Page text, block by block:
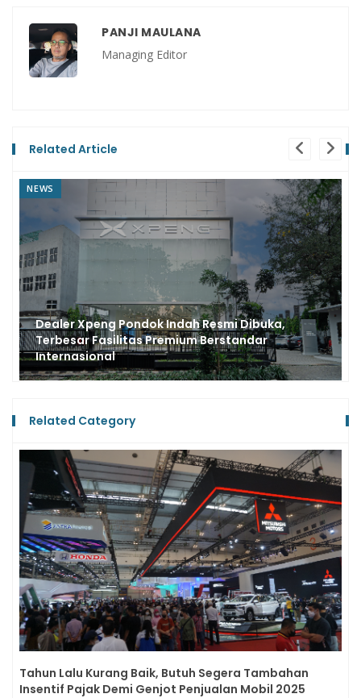
PANJI MAULANA
Managing Editor
Related Article
Indah Resmi Dibuka,
Premium Berstandar
Xpeng X9 Siap
Dengan Zeekr
Bayangan Denza
Related Category
Tahun Lalu Kurang Baik, Butuh Segera Tambahan
Insentif Pajak Demi Genjot Penjualan Mobil 2025